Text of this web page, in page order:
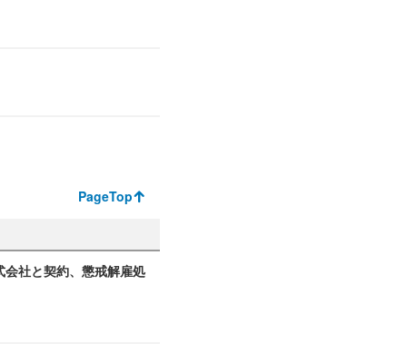
PageTop
会社と契約、懲戒解雇処